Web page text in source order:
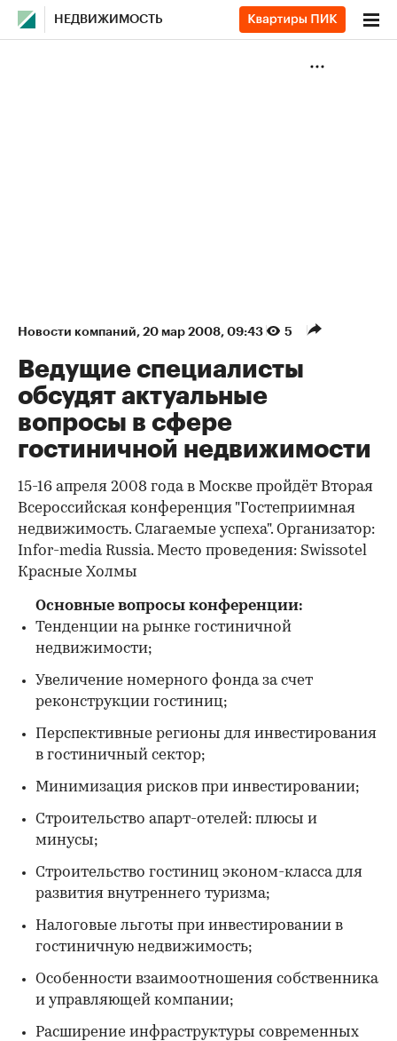
НЕДВИЖИМОСТЬ
Новости компаний⁠, 20 мар 2008, 09:43 5
Ведущие специалисты
обсудят актуальные
вопросы в сфере
гостиничной недвижимости
15-16 апреля 2008 года в Москве пройдёт Вторая
Всероссийская конференция "Гостеприимная
недвижимость. Слагаемые успеха". Организатор:
Infor-media Russia. Место проведения: Swissotel
Красные Холмы
Основные вопросы конференции:
Тенденции на рынке гостиничной
недвижимости;
Увеличение номерного фонда за счет
реконструкции гостиниц;
Перспективные регионы для инвестирования
в гостиничный сектор;
Минимизация рисков при инвестировании;
Строительство апарт-отелей: плюсы и
минусы;
Строительство гостиниц эконом-класса для
развития внутреннего туризма;
Налоговые льготы при инвестировании в
гостиничную недвижимость;
Особенности взаимоотношения собственника
и управляющей компании;
Расширение инфраструктуры современных